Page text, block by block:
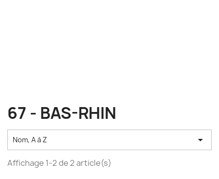
67 - BAS-RHIN
Nom, A à Z 
Affichage 1-2 de 2 article(s)